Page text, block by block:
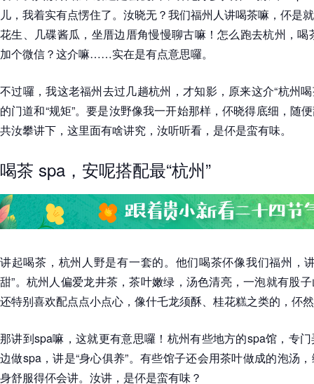
儿，我着实有点愣住了。汝晓无？我们福州人讲喝茶嘛，伓是
花生、几碟酱瓜，坐厝边厝角慢慢聊古嘛！怎么跑去杭州，喝
加个微信？这介嘛……实在是有点意思囉。
不过囉，我这老福州去过几趟杭州，才知影，原来这介“杭州
的门道和“规矩”。要是汝野像我一开始那样，伓晓得底细，随
共汝攀讲下，这里面有啥讲究，汝听听看，是伓是蛮有味。
喝茶 spa，安呢搭配最“杭州”
讲起喝茶，杭州人野是有一套的。他们喝茶伓像我们福州，
甜”。杭州人偏爱龙井茶，茶叶嫩绿，汤色清亮，一泡就有股
还特别喜欢配点点小点心，像什乇龙须酥、桂花糕之类的，伓
那讲到spa嘛，这就更有意思囉！杭州有些地方的spa馆，专
边做spa，讲是“身心俱养”。有些馆子还会用茶叶做成的泡汤
身舒服得伓会讲。汝讲，是伓是蛮有味？